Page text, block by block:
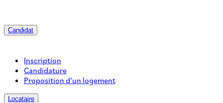
Candidat
Inscription
Candidature
Proposition d’un logement
Locataire